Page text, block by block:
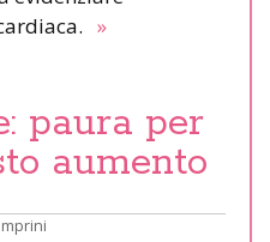
»
paura per
aumento